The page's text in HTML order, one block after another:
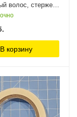
волос, стержень
дерева)
В корзину